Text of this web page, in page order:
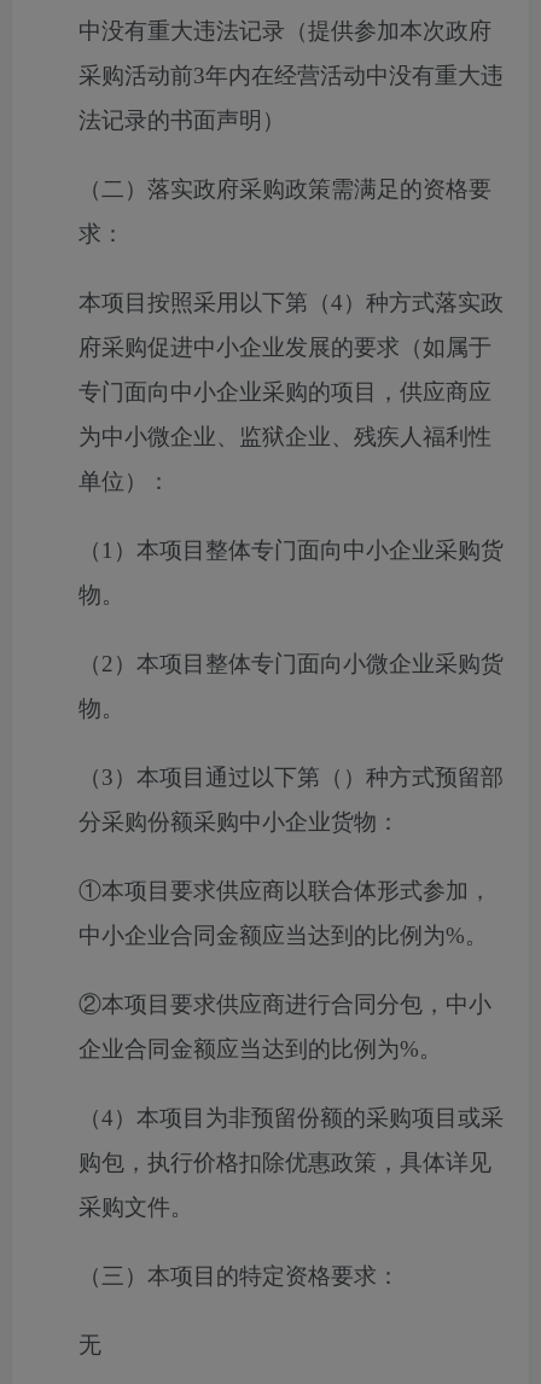
中没有重大违法记录（提供参加本次政府
采购活动前3年内在经营活动中没有重大违
法记录的书面声明）
（二）落实政府采购政策需满足的资格要
求：
本项目按照采用以下第（4）种方式落实政
府采购促进中小企业发展的要求（如属于
专门面向中小企业采购的项目，供应商应
为中小微企业、监狱企业、残疾人福利性
单位）：
（ 1）本项目整体专门面向中小企业采购货
物。
（2）本项目整体专门面向小微企业采购货
物。
（3）本项目通过以下第（）种方式预留部
分采购份额采购中小企业货物：
①本项目要求供应商以联合体形式参加，
中小企业合同金额应当达到的比例为%。
②本项目要求供应商进行合同分包，中小
企业合同金额应当达到的比例为%。
（4）本项目为非预留份额的采购项目或采
购包，执行价格扣除优惠政策，具体详见
采购文件。
（三）本项目的特定资格要求：
无